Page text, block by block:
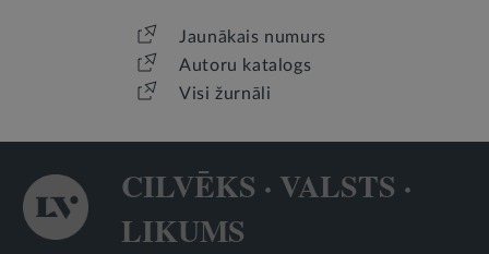
Jaunākais numurs
Autoru katalogs
Visi žurnāli
CILVĒKS · VALSTS ·
LIKUMS